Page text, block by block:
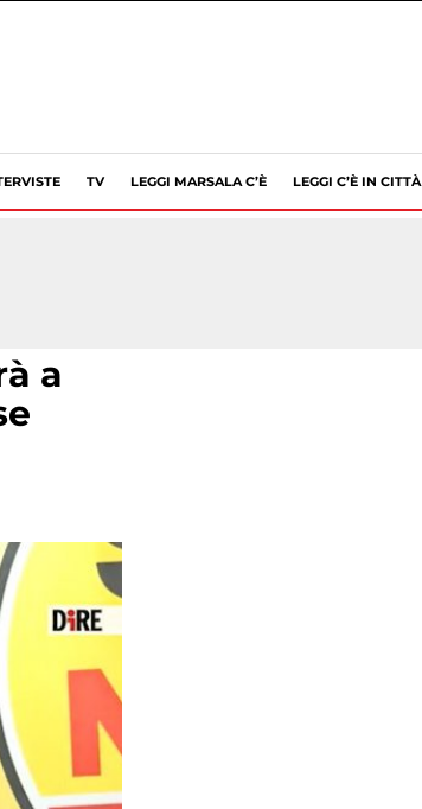
TV LEGGI MARSALA C’È LEGGI C’È IN CITTÀ
a